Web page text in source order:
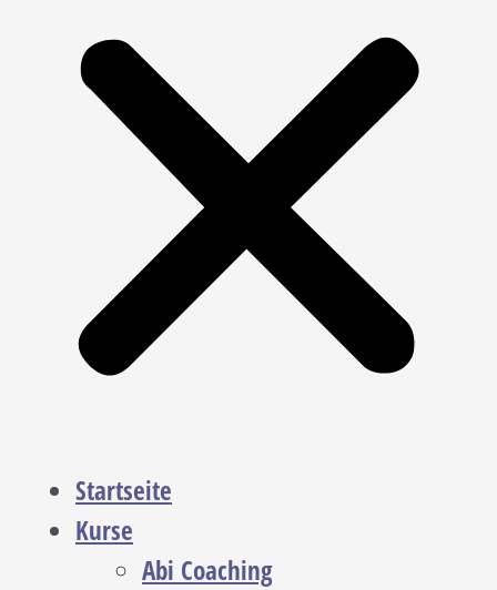
Startseite
Kurse
Abi Coaching